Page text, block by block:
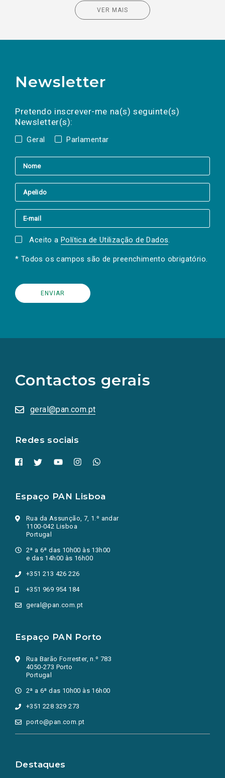
VER MAIS
Newsletter
Pretendo inscrever-me na(s) seguinte(s)
Newsletter(s):
Geral Parlamentar
a(s) newsletter(s).
mail
Aceito a Política de Utilização de Dados.
* Todos os campos são de preenchimento obrigatório.
Contactos gerais
geral@pan.com.pt
Redes sociais
redes
sociais
numa
nova
Espaço PAN Lisboa
Rua da Assunção, 7, 1.º andar
1100-042 Lisboa
Portugal
2ª a 6ª das 10h00 às 13h00
e das 14h00 às 16h00
+351 213 426 226
+351 969 954 184
geral@pan.com.pt
Espaço PAN Porto
Rua Barão Forrester, n.º 783
4050-273 Porto
Portugal
2ª a 6ª das 10h00 às 16h00
+351 228 329 273
porto@pan.com.pt
Destaques